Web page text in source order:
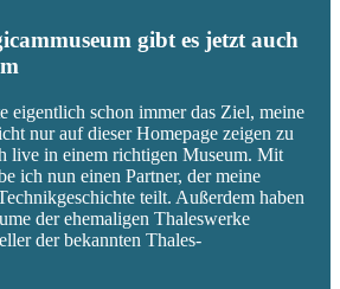
gibt es jetzt auch
eigentlich schon immer das Ziel, meine
nur auf dieser Homepage zeigen zu
live in einem richtigen Museum. Mit
ich nun einen Partner, der meine
teilt. Außerdem haben
der ehemaligen Thaleswerke
der bekannten Thales-